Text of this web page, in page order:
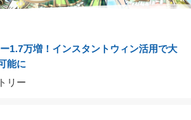
1.7万増！インスタントウィン活用で大
能に
リー